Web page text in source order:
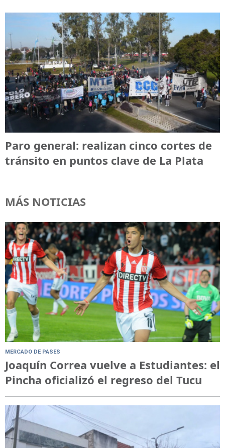
Paro general: realizan cinco cortes de
tránsito en puntos clave de La Plata
MÁS NOTICIAS
MERCADO DE PASES
Joaquín Correa vuelve a Estudiantes: el
Pincha oficializó el regreso del Tucu